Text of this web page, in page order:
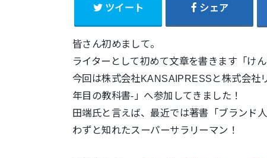
ツイート シェア
皆さん初めまして。
ライターとして初めて文章を書きます「け
今回は株式会社KANSAIPRESSと株式会社
年目の教科書-」へ参加してきました！
田端氏と言えば、最近では著書「ブランド
わずと知れたスーパーサラリーマン！